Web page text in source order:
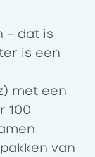
– dat is
is een
met een
100
van